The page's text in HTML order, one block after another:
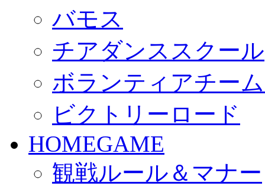
バモス
チアダンススクール
ボランティアチー
ビクトリーロード
HOMEGAME
観戦ルール＆マナー